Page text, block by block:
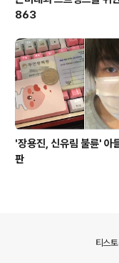
863
'장용진, 신유림 불륜' 아
판
티스토